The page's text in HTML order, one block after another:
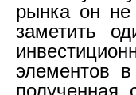
рынка он
заметить
элементов